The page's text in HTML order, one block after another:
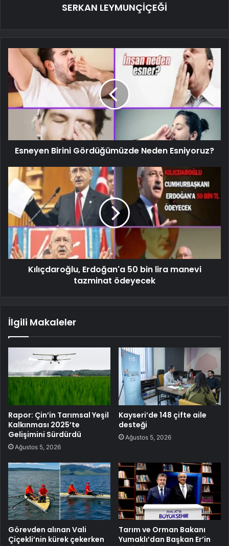
SERKAN LEYMUNÇİÇEĞİ
Esneyen Birini Gördüğümüzde Neden Esniyoruz?
Kılıçdaroğlu, Erdoğan'a 50 bin lira manevi
tazminat ödeyecek
İlgili Makaleler
Rapor: Çin’in Tarımsal Yeşil
Kalkınması 2025’te
Gelişimini Sürdürdü
Ağustos 5, 2026
Kayseri’de 148 çifte aile
desteği
Ağustos 5, 2026
Görevden alınan Vali
Çiçekli’nin kürek çekerken
Tarım ve Orman Bakanı
Yumaklı’dan Başkan Er’in